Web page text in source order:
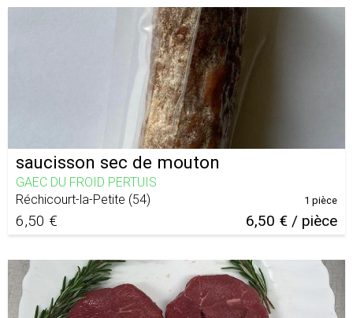
saucisson sec de mouton
GAEC DU FROID PERTUIS
Réchicourt-la-Petite (54)
6,50 € 6,50 € / pièce
1 pièce